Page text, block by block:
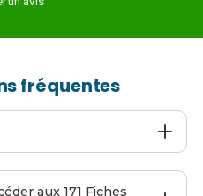
fréquentes
171 Fiches de
de t'aider à préparer ton
aux 171 Fiches